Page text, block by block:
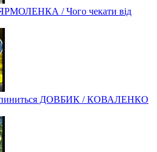
/ Чого чекати від
ДОВБИК / КОВАЛЕНКО